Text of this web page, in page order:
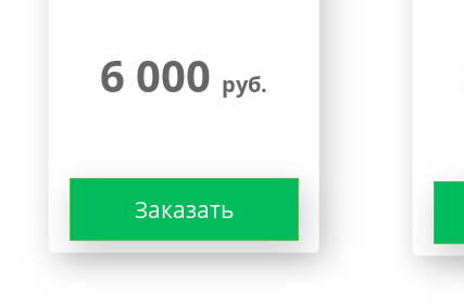
6 000 руб.
Заказать